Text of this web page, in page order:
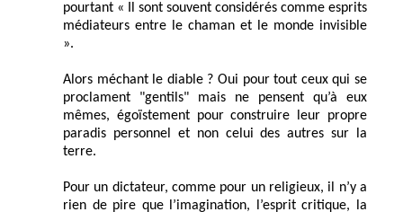
pourtant « Il sont souvent considérés comme esprits
médiateurs entre le chaman et le monde invisible
».
Alors méchant le diable ? Oui pour tout ceux qui se
proclament "gentils" mais ne pensent qu’à eux
mêmes, égoïstement pour construire leur propre
paradis personnel et non celui des autres sur la
terre.
Pour un dictateur, comme pour un religieux, il n’y a
rien de pire que l’imagination, l’esprit critique, la